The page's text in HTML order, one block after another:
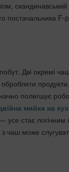
скандинавський
постачальника F-
Дві окремі
полегшує
мийка на
усе стає логічним і
чаш може